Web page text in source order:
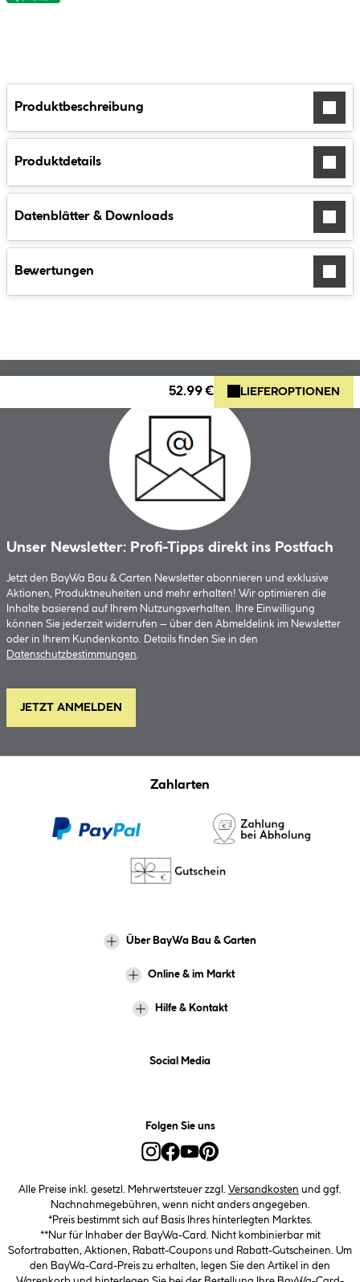
Produktbeschreibung
Produktdetails
Datenblätter & Downloads
Bewertungen
52.99 € LIEFEROPTIONEN
Unser Newsletter: Profi-Tipps direkt ins Postfach
Jetzt den BayWa Bau & Garten Newsletter abonnieren und exklusive
Aktionen, Produktneuheiten und mehr erhalten! Wir optimieren die
Inhalte basierend auf Ihrem Nutzungsverhalten. Ihre Einwilligung
können Sie jederzeit widerrufen – über den Abmeldelink im Newsletter
oder in Ihrem Kundenkonto. Details finden Sie in den
Datenschutzbestimmungen.
JETZT ANMELDEN
Zahlarten
Über BayWa Bau & Garten
Online & im Markt
Hilfe & Kontakt
Social Media
Folgen Sie uns
Alle Preise inkl. gesetzl. Mehrwertsteuer zzgl. Versandkosten und ggf.
Nachnahmegebühren, wenn nicht anders angegeben.
*Preis bestimmt sich auf Basis Ihres hinterlegten Marktes.
**Nur für Inhaber der BayWa-Card. Nicht kombinierbar mit
Sofortrabatten, Aktionen, Rabatt-Coupons und Rabatt-Gutscheinen. Um
den BayWa-Card-Preis zu erhalten, legen Sie den Artikel in den